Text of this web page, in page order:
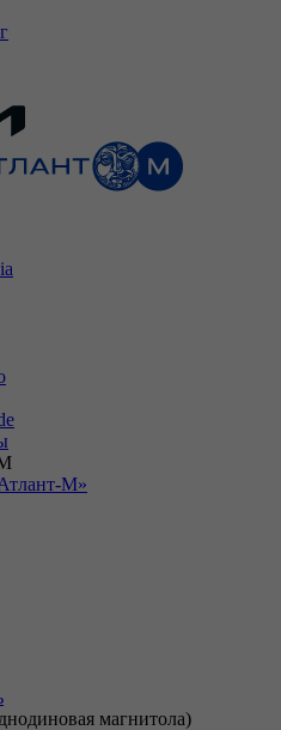
М»
магнитола)